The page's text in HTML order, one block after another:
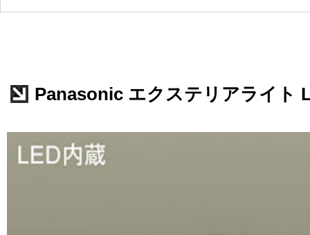
Panasonic エクステリアライト